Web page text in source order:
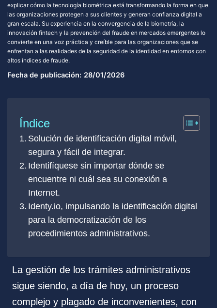
Fecha de publicación: 28/01/2026
explicar cómo la tecnología biométrica está transformando la forma en que
las organizaciones protegen a sus clientes y generan confianza digital a
gran escala. Su experiencia en la convergencia de la biometría, la
innovación fintech y la prevención del fraude en mercados emergentes lo
convierte en una voz práctica y creíble para las organizaciones que se
enfrentan a las realidades de la seguridad de la identidad en entornos con
altos índices de fraude.
Índice
Solución de identificación digital móvil,
segura y fácil de integrar.
Identifíquese sin importar dónde se
encuentre ni cuál sea su conexión a
Internet.
Identy.io, impulsando la identificación digital
para la democratización de los
procedimientos administrativos.
La gestión de los trámites administrativos
sigue siendo, a día de hoy, un proceso
complejo y plagado de inconvenientes, con